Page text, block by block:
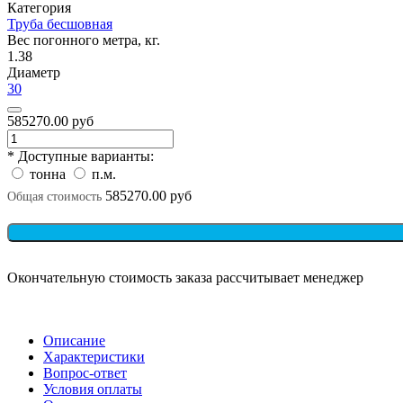
Категория
Труба бесшовная
Вес погонного метра, кг.
1.38
Диаметр
30
585270.00 руб
* Доступные варианты:
тонна
п.м.
Общая стоимость 585270.00 руб
Окончательную стоимость заказа рассчитывает менеджер
Описание
Характеристики
Вопрос-ответ
Условия оплаты